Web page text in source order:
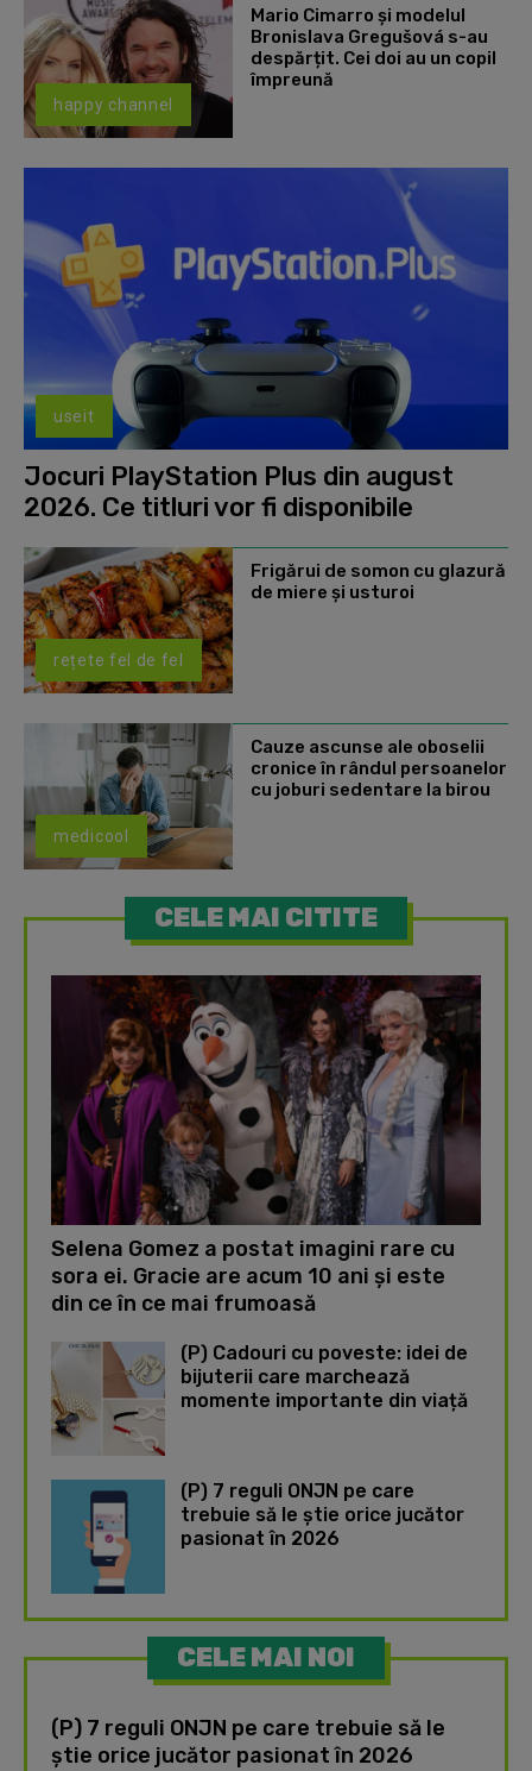
happy channel
Mario Cimarro și modelul
Bronislava Gregušová s-au
despărțit. Cei doi au un copil
împreună
useit
Jocuri PlayStation Plus din august
2026. Ce titluri vor fi disponibile
rețete fel de fel
Frigărui de somon cu glazură
de miere și usturoi
medicool
Cauze ascunse ale oboselii
cronice în rândul persoanelor
cu joburi sedentare la birou
CELE MAI CITITE
Selena Gomez a postat imagini rare cu
sora ei. Gracie are acum 10 ani și este
din ce în ce mai frumoasă
(P) Cadouri cu poveste: idei de
bijuterii care marchează
momente importante din viață
(P) 7 reguli ONJN pe care
trebuie să le știe orice jucător
pasionat în 2026
CELE MAI NOI
(P) 7 reguli ONJN pe care trebuie să le
știe orice jucător pasionat în 2026